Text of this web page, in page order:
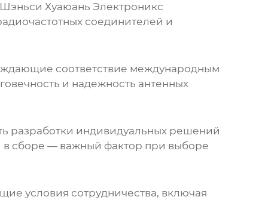
Хуаюань Электроникс
соединителей и
соответствие международным
и надежность антенных
разработки индивидуальных решений
в сборе — важный фактор при выборе
условия сотрудничества, включая